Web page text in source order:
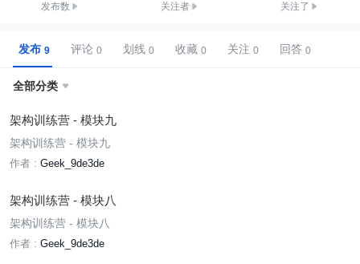
发布数 关注者 关注了
发布 评论 划线 收藏 关注 回答
全部分类 
架构训练营 - 模块九
架构训练营 - 模块九
作者 : Geek_9de3de
架构训练营 - 模块八
架构训练营 - 模块八
作者 : Geek_9de3de